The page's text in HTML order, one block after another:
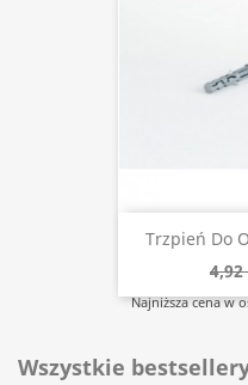
Trzpień Do
4,92
Najniższa cena w
Wszystkie